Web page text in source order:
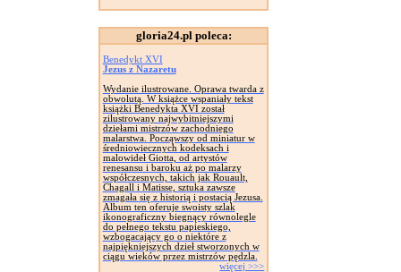
gloria24.pl poleca:
Benedykt XVI
Jezus z Nazaretu
Wydanie ilustrowane. Oprawa twarda z
obwolutą. W książce wspaniały tekst
książki Benedykta XVI został
zilustrowany najwybitniejszymi
dziełami mistrzów zachodniego
malarstwa. Począwszy od miniatur w
średniowiecznych kodeksach i
malowideł Giotta, od artystów
renesansu i baroku aż po malarzy
współczesnych, takich jak Rouault,
Chagall i Matisse, sztuka zawsze
zmagała się z historią i postacią Jezusa.
Album ten oferuje swoisty szlak
ikonograficzny biegnący równolegle
do pełnego tekstu papieskiego,
wzbogacający go o niektóre z
najpiękniejszych dzieł stworzonych w
ciągu wieków przez mistrzów pędzla.
więcej >>>